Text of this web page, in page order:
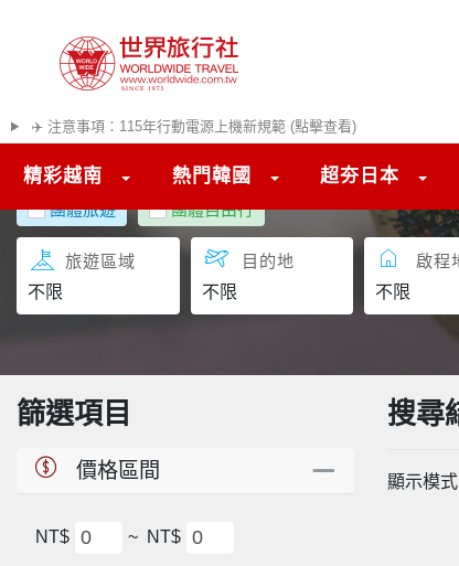
✈️ 注意事項：115年行動電源上機新規範 (點擊查看)
精彩越南 熱門韓國 超夯日本
團體旅遊 團體自由行
旅遊區域 目的地 啟程
篩選項目
價格區間
NT$ ~ NT$
搜尋
顯示模式